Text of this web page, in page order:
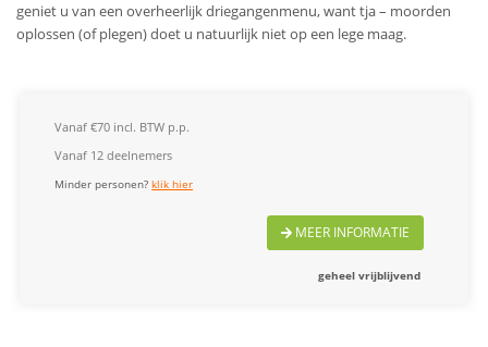
geniet u van een overheerlijk driegangenmenu, want tja – moorden
oplossen (of plegen) doet u natuurlijk niet op een lege maag.
Vanaf €70 incl. BTW p.p.
Vanaf 12 deelnemers
Minder personen?klik hier
MEER INFORMATIE
geheel vrijblijvend